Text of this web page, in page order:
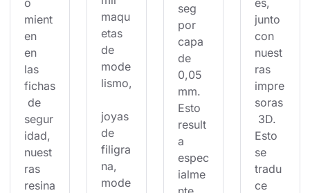
mient
en
en
las
fichas
de
segur
idad,
nuest
ras
resina
maqu
etas
de
mode
lismo,
joyas
de
filigra
na,
mode
seg
por
capa
de
0,05
mm.
Esto
result
a
espec
ialme
junto
con
nuest
ras
impre
soras
3D.
Esto
se
tradu
ce